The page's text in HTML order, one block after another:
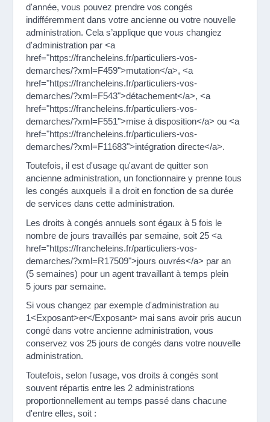
d'année, vous pouvez prendre vos congés
indifféremment dans votre ancienne ou votre nouvelle
administration. Cela s’applique que vous changiez
d'administration par <a
href="https://francheleins.fr/particuliers-vos-
demarches/?xml=F459">mutation</a>, <a
href="https://francheleins.fr/particuliers-vos-
demarches/?xml=F543">détachement</a>, <a
href="https://francheleins.fr/particuliers-vos-
demarches/?xml=F551">mise à disposition</a> ou <a
href="https://francheleins.fr/particuliers-vos-
demarches/?xml=F11683">intégration directe</a>.
Toutefois, il est d'usage qu'avant de quitter son
ancienne administration, un fonctionnaire y prenne tous
les congés auxquels il a droit en fonction de sa durée
de services dans cette administration.
Les droits à congés annuels sont égaux à 5 fois le
nombre de jours travaillés par semaine, soit 25 <a
href="https://francheleins.fr/particuliers-vos-
demarches/?xml=R17509">jours ouvrés</a> par an
(5 semaines) pour un agent travaillant à temps plein
5 jours par semaine.
Si vous changez par exemple d'administration au
1<Exposant>er</Exposant> mai sans avoir pris aucun
congé dans votre ancienne administration, vous
conservez vos 25 jours de congés dans votre nouvelle
administration.
Toutefois, selon l'usage, vos droits à congés sont
souvent répartis entre les 2 administrations
proportionnellement au temps passé dans chacune
d'entre elles, soit :